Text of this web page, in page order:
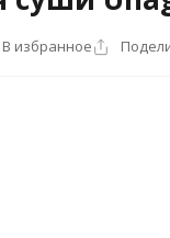
В избранное